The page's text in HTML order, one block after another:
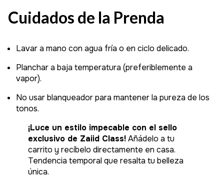
Cuidados de la Prenda
Lavar a mano con agua fría o en ciclo delicado.
Planchar a baja temperatura (preferiblemente a
vapor).
No usar blanqueador para mantener la pureza de los
tonos.
¡Luce un estilo impecable con el sello
exclusivo de Zaiid Class!Añádelo a tu
carrito y recíbelo directamente en casa.
Tendencia temporal que resalta tu belleza
única.